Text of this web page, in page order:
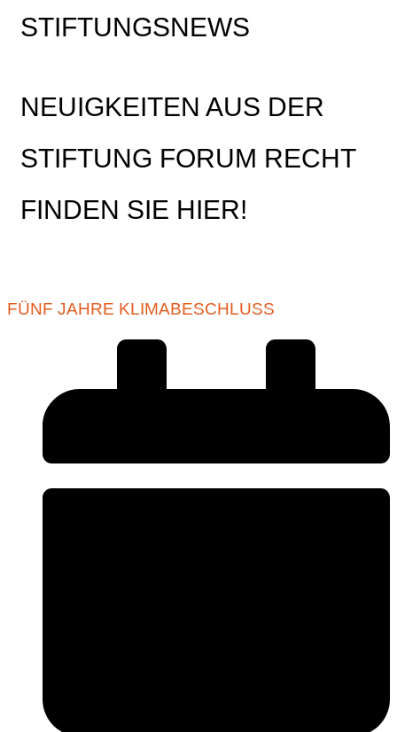
STIFTUNGSNEWS
NEUIGKEITEN AUS DER
STIFTUNG FORUM RECHT
FINDEN SIE HIER!
FÜNF JAHRE KLIMABESCHLUSS